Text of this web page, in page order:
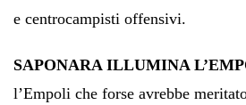
e centrocampisti offensivi.
SAPONARA ILLUMINA
l’Empoli che forse avrebbe